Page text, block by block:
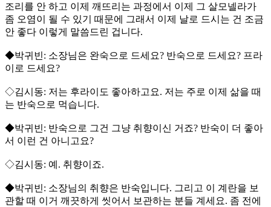
조리를 안 하고 이제 깨뜨리는 과정에서 이제 그 살모넬라가
좀 오염이 될 수 있기 때문에 그래서 이제 날로 드시는 건 조금
안 좋다 이렇게 말씀드린 겁니다.
◆박귀빈: 소장님은 완숙으로 드세요? 반숙으로 드세요? 프라
이로 드세요?
◇김시동: 저는 후라이도 좋아하고요. 저는 주로 이제 삶을 때
는 반숙으로 먹습니다.
◆박귀빈: 반숙으로 그건 그냥 취향이신 거죠? 반숙이 더 좋아
서 이런 건 아니고요?
◇김시동: 예. 취향이죠.
◆박귀빈: 소장님의 취향은 반숙입니다. 그리고 이 계란을 보
관할 때 이거 깨끗하게 씻어서 보관하는 분들 계세요. 좀 전에